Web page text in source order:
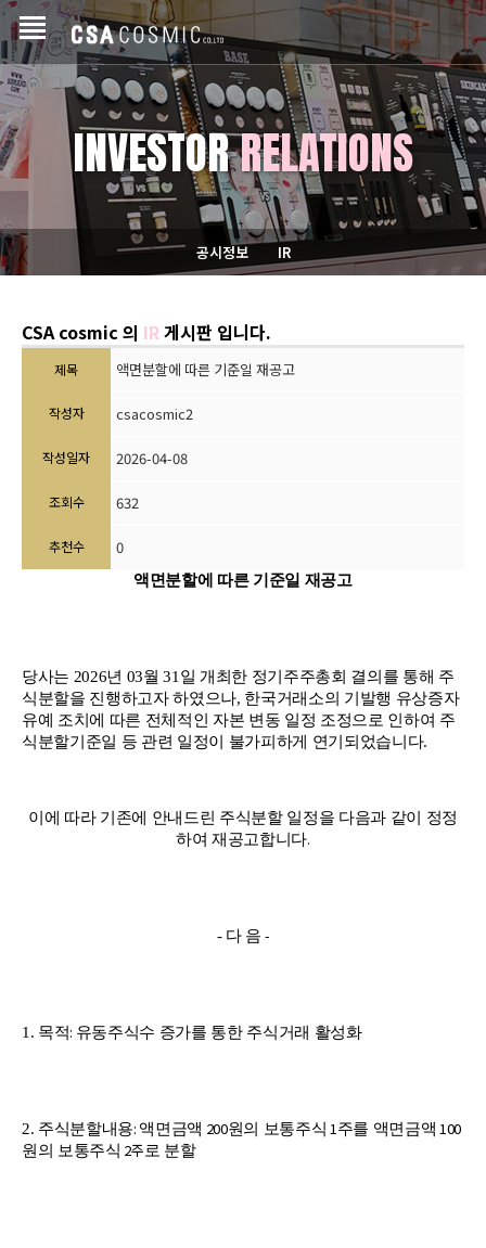
INVESTORRELATIONS
공시정보 IR
CSA cosmic 의 IR게시판 입니다.
제목 액면분할에 따른 기준일 재공고
작성자 csacosmic2
작성일자 2026-04-08
조회수 632
추천수 0
액면분할에 따른 기준일 재공고
당사는 2026년 03월 31 일 개최한 정기주주총회 결의를 통해 주
식분할을 진행하고자 하였으나, 한국거래소의 기발행 유상증자
유예 조치에 따른 전체적인 자본 변동 일정 조정으로 인하여 주
식분할기준일 등 관련 일정이 불가피하게 연기되었습니다.
이에 따라 기존에 안내드린 주식분할 일정을 다음과 같이 정정
하여 재공고합니다.
- 다 음 -
1. 목적: 유동주식수 증가를 통한 주식거래 활성화
2. 주식분할내용: 액면금액 200원의 보통주식 1주를 액면금액 100
원의 보통주식 2주로 분할